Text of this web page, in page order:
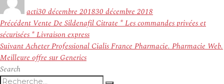
actile
30 décembre 201830 décembre 2018
Navigation
de
l’article
Précédent Article
précédent :
Vente De Sildenafil Citrate * Les commandes privées et
sécurisées * Livraison express
SuivantArticle
suivant :
Acheter Professional Cialis France Pharmacie. Pharmacie Web.
Meilleure offre sur Generics
Search
Recherche